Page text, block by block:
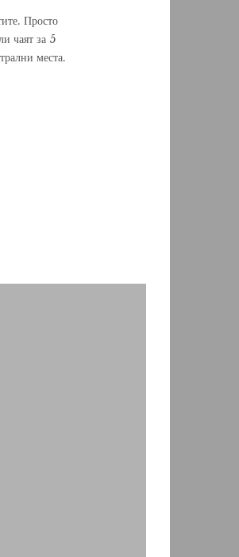
Просто
чаят за 5
места.